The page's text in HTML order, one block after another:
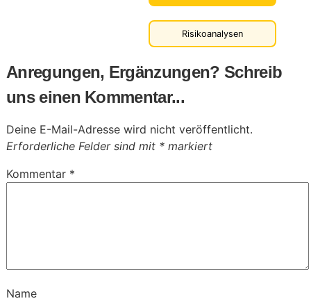
Risikoanalysen
Anregungen, Ergänzungen? Schreib
uns einen Kommentar...
Deine E-Mail-Adresse wird nicht veröffentlicht.
Erforderliche Felder sind mit *markiert
Kommentar *
Name